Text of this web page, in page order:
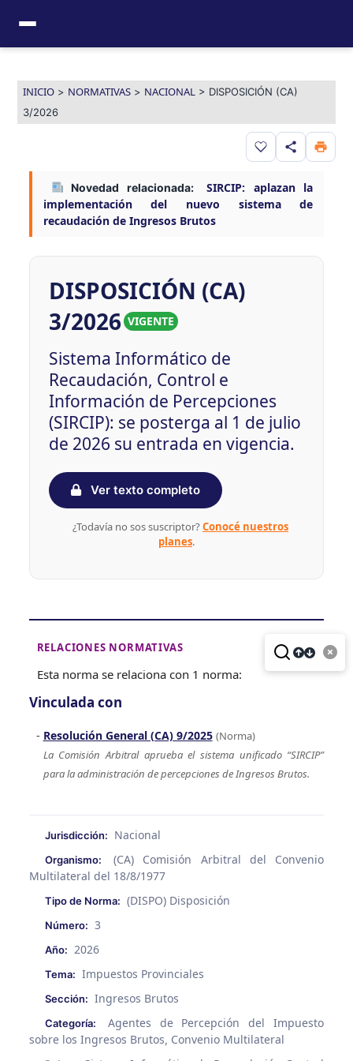
contenido
INICIO> NORMATIVAS> NACIONAL> DISPOSICIÓN (CA)
3/2026
Guardar en
Novedad relacionada:
SIRCIP: aplazan la
implementación del nuevo sistema de
recaudación de Ingresos Brutos
DISPOSICIÓN (CA)
3/2026 VIGENTE
Sistema Informático de
Recaudación, Control e
Información de Percepciones
(SIRCIP): se posterga al 1 de julio
de 2026 su entrada en vigencia.
Ver texto completo
¿Todavía no sos suscriptor?Conocé nuestros
planes.
RELACIONES NORMATIVAS
Esta norma se relaciona con 1 norma:
Vinculada con
Resolución General (CA) 9/2025 (Norma)
La Comisión Arbitral aprueba el sistema unificado “SIRCIP”
para la administración de percepciones de Ingresos Brutos.
Jurisdicción: Nacional
Organismo:
(CA) Comisión Arbitral del Convenio
Multilateral del 18/8/1977
Tipo de Norma: (DISPO) Disposición
Número: 3
Año: 2026
Tema: Impuestos Provinciales
Sección: Ingresos Brutos
Categoría:
Agentes de Percepción del Impuesto
sobre los Ingresos Brutos, Convenio Multilateral